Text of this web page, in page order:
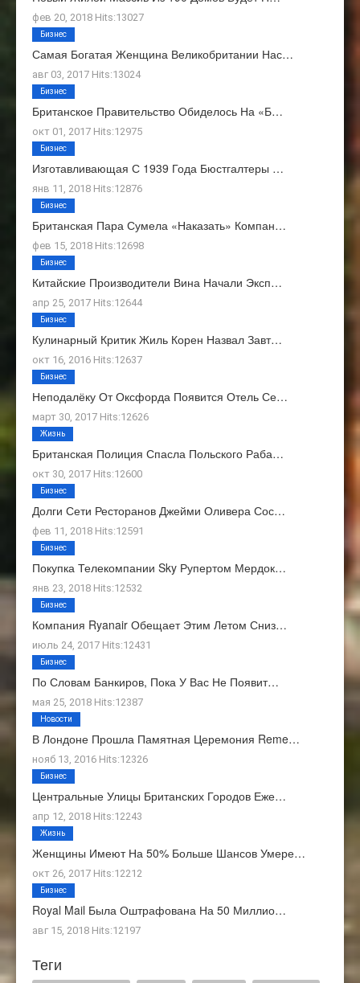
фев 20, 2018 Hits:13027
Самая Богатая Женщина Великобритании Нас…
авг 03, 2017 Hits:13024
Бизнес
Британское Правительство Обиделось На «Б…
окт 01, 2017 Hits:12975
Бизнес
Изготавливающая С 1939 Года Бюстгалтеры …
янв 11, 2018 Hits:12876
Бизнес
Британская Пара Сумела «наказать» Компан…
фев 15, 2018 Hits:12698
Бизнес
Китайские Производители Вина Начали Эксп…
апр 25, 2017 Hits:12644
Бизнес
Кулинарный Критик Жиль Корен Назвал Завт…
окт 16, 2016 Hits:12637
Бизнес
Неподалёку От Оксфорда Появится Отель Се…
март 30, 2017 Hits:12626
Бизнес
Британская Полиция Спасла Польского Раба…
окт 30, 2017 Hits:12600
Жизнь
Долги Сети Ресторанов Джейми Оливера Сос…
фев 11, 2018 Hits:12591
Бизнес
Покупка Телекомпании Sky Рупертом Мердок…
янв 23, 2018 Hits:12532
Бизнес
Компания Ryanair Обещает Этим Летом Сниз…
июль 24, 2017 Hits:12431
Бизнес
По Словам Банкиров, Пока У Вас Не Появит…
мая 25, 2018 Hits:12387
Бизнес
В Лондоне Прошла Памятная Церемония Reme…
нояб 13, 2016 Hits:12326
Новости
Центральные Улицы Британских Городов Еже…
апр 12, 2018 Hits:12243
Бизнес
Женщины Имеют На 50% Больше Шансов Умере…
окт 26, 2017 Hits:12212
Жизнь
Royal Mail Была Оштрафована На 50 Миллио…
авг 15, 2018 Hits:12197
Бизнес
Теги